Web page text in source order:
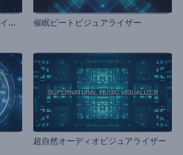
「
ファンの絵文字」ビジュアライザー 催眠ビートビジュアライザー
超自然オーディオビジュアライザー